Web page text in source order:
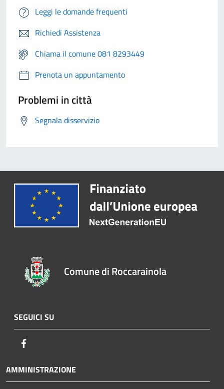
Leggi le domande frequenti
Richiedi Assistenza
Chiama il comune 081 8293449
Prenota un appuntamento
Problemi in città
Segnala disservizio
Comune di Roccarainola
SEGUICI SU
AMMINISTRAZIONE